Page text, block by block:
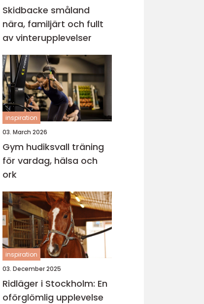
Skidbacke småland
nära, familjärt och fullt
av vinterupplevelser
inspiration
03. March 2026
Gym hudiksvall träning
för vardag, hälsa och
ork
inspiration
03. December 2025
Ridläger i Stockholm: En
oförglömlig upplevelse